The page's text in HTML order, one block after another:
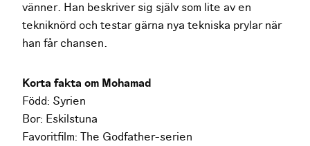
vänner. Han beskriver sig själv som lite av en
tekniknörd och testar gärna nya tekniska prylar när
han får chansen.
Korta fakta om Mohamad
Född: Syrien
Bor: Eskilstuna
Favoritfilm: The Godfather-serien